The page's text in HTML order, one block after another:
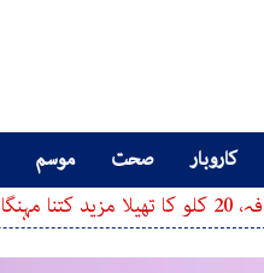
کاروبار صحت موسم